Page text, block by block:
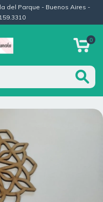
del Parque - Buenos Aires -
0